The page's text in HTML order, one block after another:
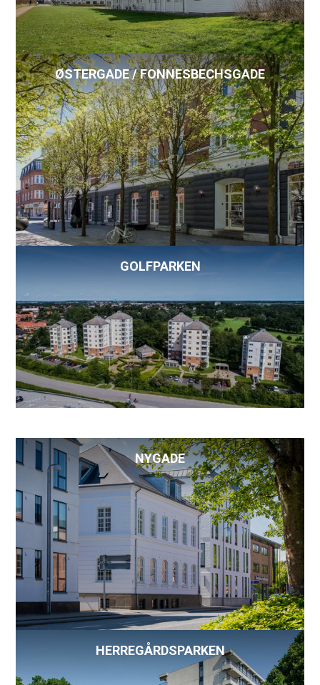
ØSTERGADE / FONNESBECHSGADE
GOLFPARKEN
NYGADE
HERREGÅRDSPARKEN